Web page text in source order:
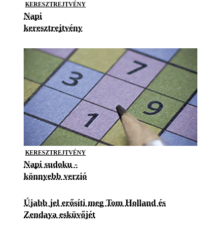
KERESZTREJTVÉNY
Napi
keresztrejtvény
KERESZTREJTVÉNY
Napi sudoku -
könnyebb verzió
Újabb jel erősíti meg Tom Holland és
Zendaya esküvőjét